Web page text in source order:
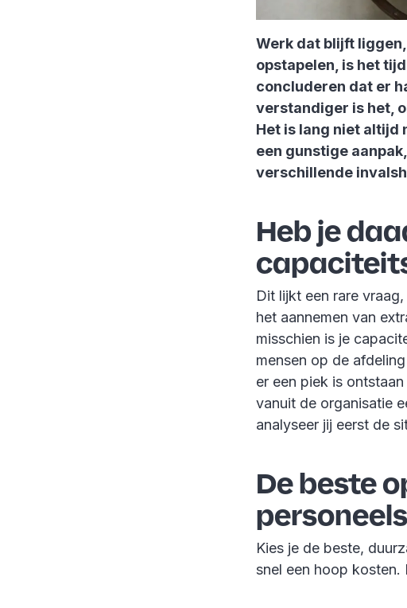
Werk dat blijft
opstapelen, is het
concluderen dat er
verstandiger is het,
Het is lang niet altijd
een gunstige
verschillende
Heb je
Dit lijkt een rare
het aannemen van
misschien is je
mensen op de
er een piek is
vanuit de organisatie
analyseer jij eerst de
De beste
Kies je de beste,
snel een hoop kosten.